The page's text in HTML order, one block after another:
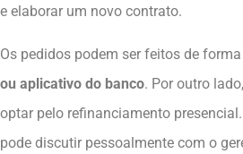
e elaborar um novo contrato.
Os pedidos podem ser feitos de
ou aplicativo do banco. Por outro
optar pelo refinanciamento
pode discutir pessoalmente com o